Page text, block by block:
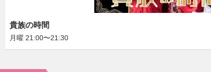
貴族の時間
月曜 21:00〜21:30